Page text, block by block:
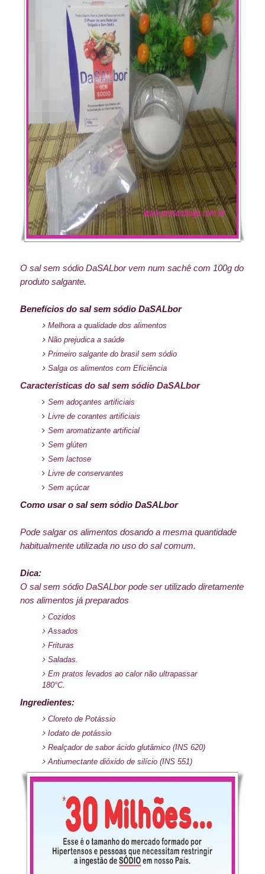
O sal sem sódio DaSALbor vem num sachê com 100g do
produto salgante.
Benefícios do sal sem sódio DaSALbor
Melhora a qualidade dos alimentos
Não prejudica a saúde
Primeiro salgante do brasil sem sódio
Salga os alimentos com Eficiência
Características do sal sem sódio DaSALbor
Sem adoçantes artificiais
Livre de corantes artificiais
Sem aromatizante artificial
Sem glúten
Sem lactose
Livre de conservantes
Sem açúcar
Como usar o sal sem sódio DaSALbor
Pode salgar os alimentos dosando a mesma quantidade
habitualmente utilizada no uso do sal comum.
Dica:
O sal sem sódio DaSALbor pode ser utilizado diretamente
nos alimentos já preparados
Cozidos
Assados
Frituras
Saladas.
Em pratos levados ao calor não ultrapassar
180°C.
Ingredientes:
Cloreto de Potássio
Iodato de potássio
Realçador de sabor ácido glutâmico (INS 620)
Antiumectante dióxido de silício (INS 551)